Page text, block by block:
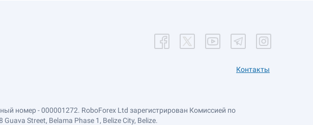
Контакты
номер - 000001272. RoboForex Ltd зарегистрирован Комиссией по
Street, Belama Phase 1, Belize City, Belize.